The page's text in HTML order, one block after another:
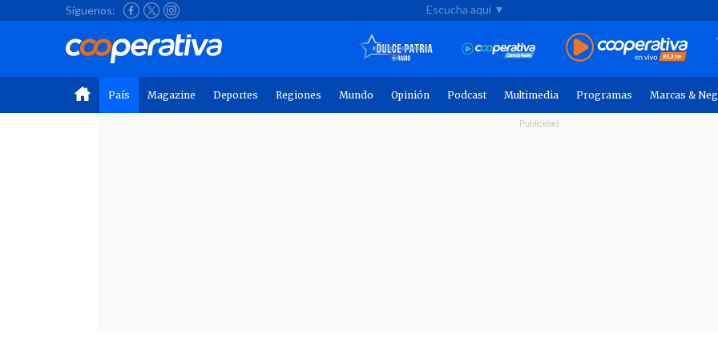
Síguenos: Escucha aquí ▼
País Magazine Deportes Regiones Mundo Opinión Podcast Multimedia Programas Marcas &